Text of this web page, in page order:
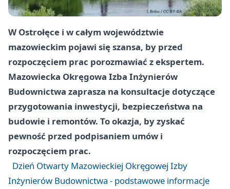
W Ostrołęce i w całym województwie
mazowieckim pojawi się szansa, by przed
rozpoczęciem prac porozmawiać z ekspertem.
Mazowiecka Okręgowa Izba Inżynierów
Budownictwa zaprasza na konsultacje dotyczące
przygotowania inwestycji, bezpieczeństwa na
budowie i remontów. To okazja, by zyskać
pewność przed podpisaniem umów i
rozpoczęciem prac.
Dzień Otwarty Mazowieckiej Okręgowej Izby
Inżynierów Budownictwa - podstawowe informacje